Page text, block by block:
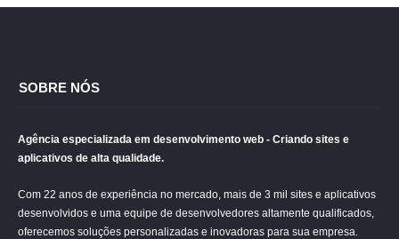
SOBRE NÓS
Agência especializada em desenvolvimento web - Criando sites e
aplicativos de alta qualidade.
Com 22 anos de experiência no mercado, mais de 3 mil sites e aplicativos
desenvolvidos e uma equipe de desenvolvedores altamente qualificados,
oferecemos soluções personalizadas e inovadoras para sua empresa.